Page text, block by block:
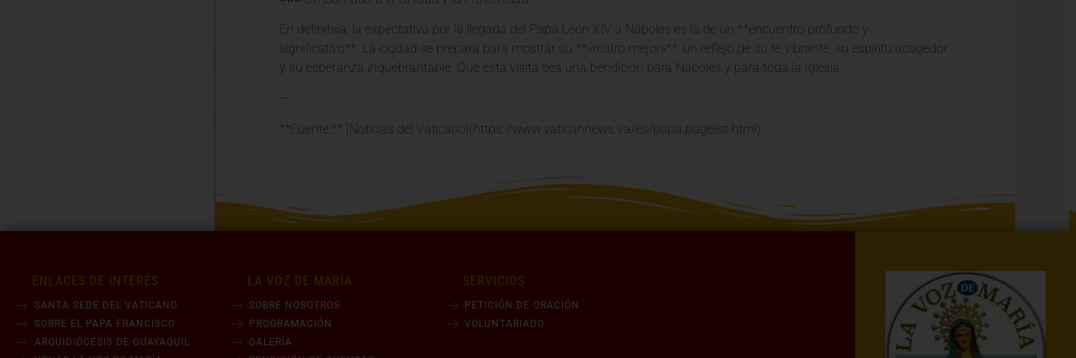
En definitiva, la expectativa por la llegada del Papa León XIV a Nápoles es la de un **encuentro profundo y
significativo**. La ciudad se prepara para mostrar su **»rostro mejor»**, un reflejo de su fe vibrante, su espíritu acogedor
y su esperanza inquebrantable. Que esta visita sea una bendición para Nápoles y para toda la Iglesia.
**Fuente:** [Noticias del Vaticano](https://www.vaticannews.va/es/papa.pagelist.html)
ENLACES DE INTERÉS
SANTA SEDE DEL VATICANO
SOBRE EL PAPA FRANCISCO
ARQUIDIÓCESIS DE GUAYAQUIL
LA VOZ DE MARÍA
SOBRE NOSOTROS
PROGRAMACIÓN
GALERÍA
SERVICIOS
PETICIÓN DE ORACIÓN
VOLUNTARIADO